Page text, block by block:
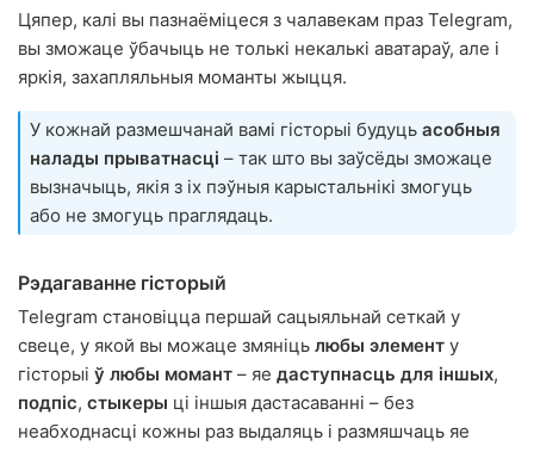
Цяпер, калі вы пазнаёміцеся з чалавекам праз Telegram,
вы зможаце ўбачыць не толькі некалькі аватараў, але і
яркія, захапляльныя моманты жыцця.
У кожнай размешчанай вамі гісторыі будуць асобныя
налады прыватнасці – так што вы заўсёды зможаце
вызначыць, якія з іх пэўныя карыстальнікі змогуць
або не змогуць праглядаць.
Рэдагаванне гісторый
Telegram становіцца першай сацыяльнай сеткай у
свеце, у якой вы можаце змяніць любы элемент у
гісторыі ў любы момант – яе даступнасць для іншых,
подпіс, стыкеры ці іншыя дастасаванні – без
неабходнасці кожны раз выдаляць і размяшчаць яе